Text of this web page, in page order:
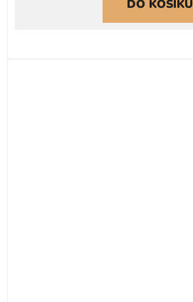
DO KOŠÍKU